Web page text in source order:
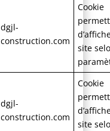
dgjl-
construction.com
Cookie
site
dgjl-
construction.com
Cookie
site